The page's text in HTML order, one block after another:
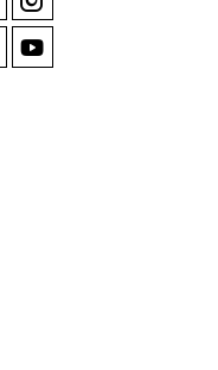
Comté
Instagram